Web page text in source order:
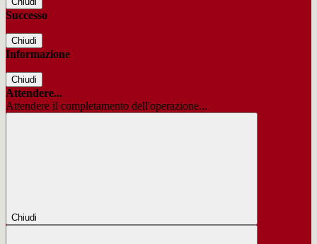
Successo
Chiudi
Informazione
Chiudi
Attendere...
Attendere il completamento dell'operazione...
Chiudi